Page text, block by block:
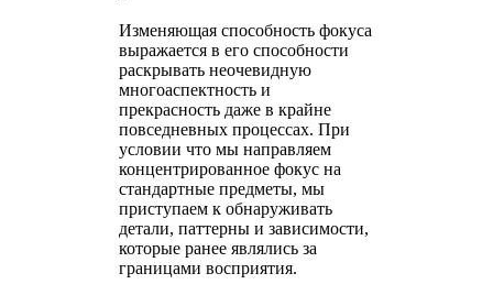
Изменяющая способность фокуса
выражается в его способности
раскрывать неочевидную
многоаспектность и
прекрасность даже в крайне
повседневных процессах. При
условии что мы направляем
концентрированное фокус на
стандартные предметы, мы
приступаем к обнаруживать
детали, паттерны и зависимости,
которые ранее являлись за
границами восприятия.